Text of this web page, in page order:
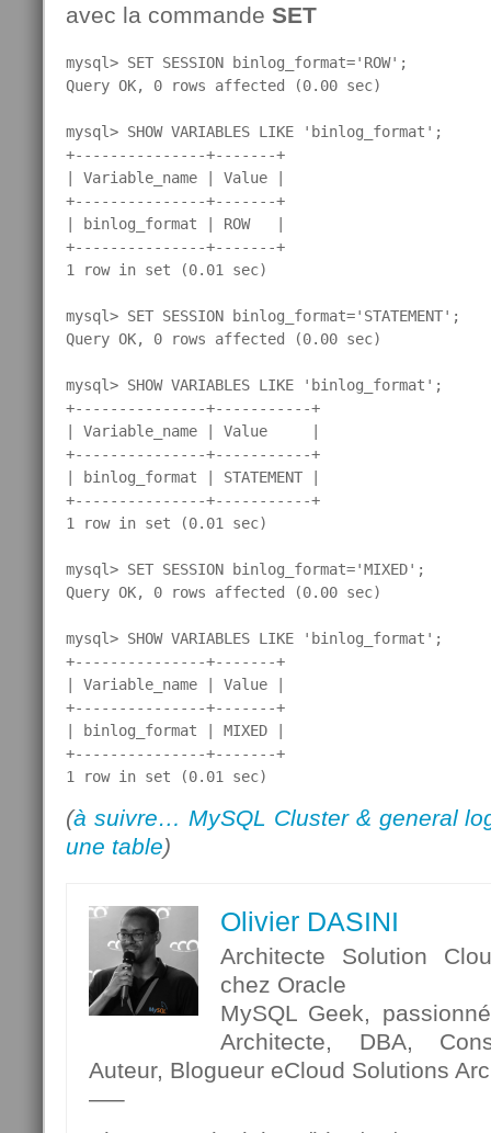
avec la commande SET
mysql> SET SESSION binlog_format='ROW';
Query OK, 0 rows affected (0.00 sec)
mysql> SHOW VARIABLES LIKE 'binlog_format';
+---------------+-------+
| Variable_name | Value |
+---------------+-------+
| binlog_format | ROW   |
+---------------+-------+
1 row in set (0.01 sec)
mysql> SET SESSION binlog_format='STATEMENT';
Query OK, 0 rows affected (0.00 sec)
mysql> SHOW VARIABLES LIKE 'binlog_format';
+---------------+-----------+
| Variable_name | Value     |
+---------------+-----------+
| binlog_format | STATEMENT |
+---------------+-----------+
1 row in set (0.01 sec)
mysql> SET SESSION binlog_format='MIXED';
Query OK, 0 rows affected (0.00 sec)
mysql> SHOW VARIABLES LIKE 'binlog_format';
+---------------+-------+
| Variable_name | Value |
+---------------+-------+
| binlog_format | MIXED |
+---------------+-------+
1 row in set (0.01 sec)
(à suivre… MySQL Cluster & general
une table)
Olivier DASINI
Architecte Solution
chez Oracle
MySQL Geek,
Architecte, DBA,
Auteur, Blogueur eCloud Solutions
—–